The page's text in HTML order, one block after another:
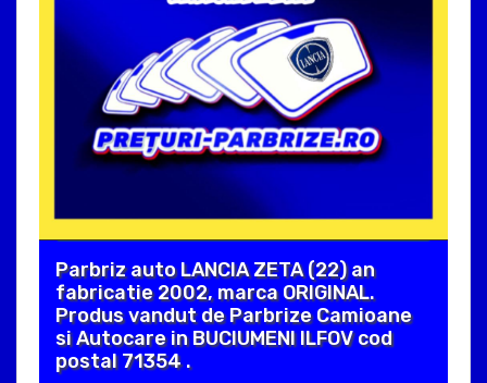
Parbriz auto LANCIA ZETA (22) an
fabricatie 2002, marca ORIGINAL.
Produs vandut de Parbrize Camioane
si Autocare in BUCIUMENI ILFOV cod
postal 71354 .